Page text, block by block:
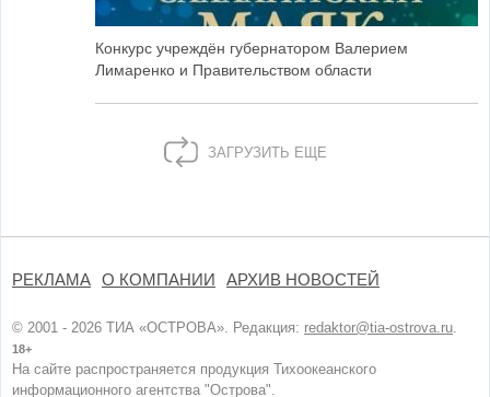
Конкурс учреждён губернатором Валерием
Лимаренко и Правительством области
ЗАГРУЗИТЬ ЕЩЕ
РЕКЛАМА О КОМПАНИИ АРХИВ НОВОСТЕЙ
© 2001 - 2026 ТИА «ОСТРОВА». Редакция: redaktor@tia-ostrova.ru
18+
На сайте распространяется продукция Тихоокеанского
информационного агентства "Острова".